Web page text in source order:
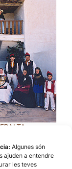
Algunes són
ajuden a entendre
les teves